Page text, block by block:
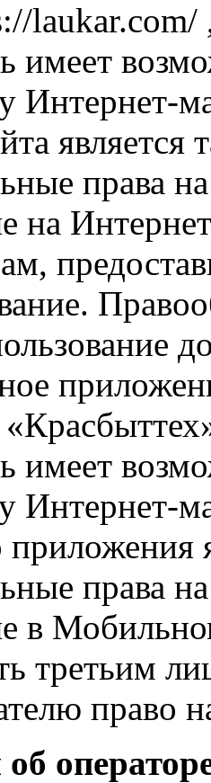
laukar.com/
имеет
Интернет-
права
на
имеет
Интернет-
права
в
третьим
право